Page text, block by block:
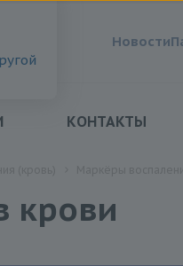
Новости
КОНТАКТЫ
крови